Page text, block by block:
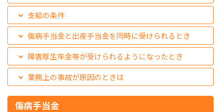
支給の条件
傷病手当金と出産手当金を同時に受けられるとき
障害厚生年金等が受けられるようになったとき
業務上の事故が原因のときは
傷病手当金